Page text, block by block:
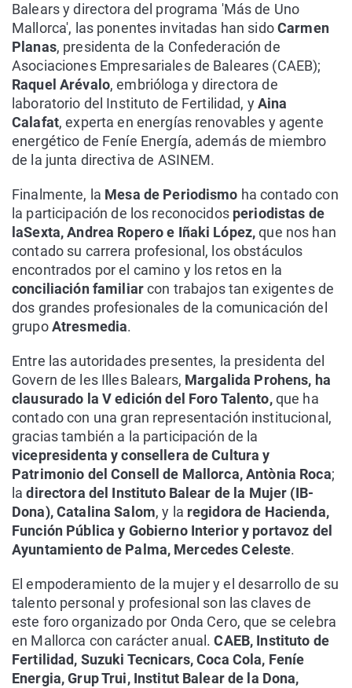
Balears y directora del programa 'Más de Uno
Mallorca', las ponentes invitadas han sidoCarmen
Planas, presidenta de la Confederación de
Asociaciones Empresariales de Baleares (CAEB);
Raquel Arévalo, embrióloga y directora de
laboratorio del Instituto de Fertilidad, yAina
Calafat, experta en energías renovables y agente
energético de Feníe Energía, además de miembro
de la junta directiva de ASINEM.
Finalmente, la Mesa de Periodismo ha contado con
la participación de los reconocidos periodistas de
laSexta, Andrea Ropero e Iñaki López,que nos han
contado su carrera profesional, los obstáculos
encontrados por el camino y los retos en la
conciliación familiarcon trabajos tan exigentes de
dos grandes profesionales de la comunicación del
grupoAtresmedia.
Entre las autoridades presentes, la presidenta del
Govern de les Illes Balears, Margalida Prohens, ha
clausurado la V edición del Foro Talento,que ha
contado con una gran representación institucional,
gracias también a la participación de la
vicepresidenta y consellera de Cultura y
Patrimonio del Consell de Mallorca, Antònia Roca;
ladirectora del Instituto Balear de la Mujer (IB-
Dona), Catalina Salom, y la regidora de Hacienda,
Función Pública y Gobierno Interior y portavoz del
Ayuntamiento de Palma, Mercedes Celeste.
El empoderamiento de la mujer y el desarrollo de su
talento personal y profesional son las claves de
este foro organizado por Onda Cero, que se celebra
en Mallorca con carácter anual.CAEB, Instituto de
Fertilidad, Suzuki Tecnicars, Coca Cola, Feníe
Energia, Grup Trui, Institut Balear de la Dona,